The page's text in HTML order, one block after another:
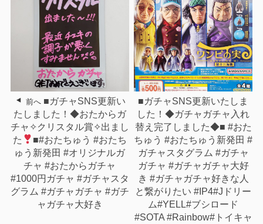
前へ ■ガチャSNS更新い
たしました！◆おたからガ
チャ✧︎クリスタル賞✧︎出まし
た
⁡⁡⁡⁡■#おたちゅう #おたち
ゅう新発田 #オリジナルガ
チャ #おたからガチャ
#1000円ガチャ #ガチャスタ
グラム #ガチャガチャ #ガチ
ャガチャ大好き
■ガチャSNS更新いたしま
した！◆ガチャガチャ入れ
替え完了しました◆⁡⁡⁡⁡■ #おた
ちゅう #おたちゅう新発田 #
ガチャスタグラム #ガチャ
ガチャ #ガチャガチャ大好
き #ガチャガチャ好きな人
と繋がりたい #IP4#Jドリー
ム#YELL#ブシロード
#SOTA #Rainbow#トイキャ